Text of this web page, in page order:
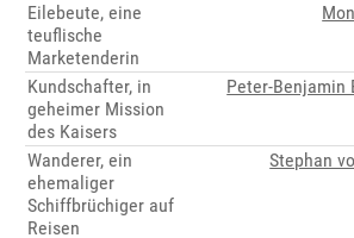
Eilebeute, eine
teuflische
Marketenderin
Kundschafter, in
geheimer Mission
des Kaisers
Peter-Benjamin
Wanderer, ein
ehemaliger
Schiffbrüchiger auf
Reisen
Stephan